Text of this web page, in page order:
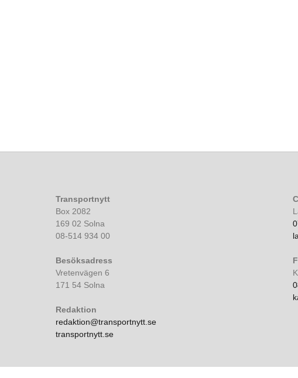
Transportnytt
Box 2082
169 02 Solna
08-514 934 00
Besöksadress
Vretenvägen 6
171 54 Solna
Redaktion
redaktion@transportnytt.se
transportnytt.se